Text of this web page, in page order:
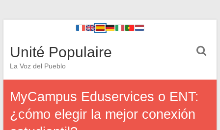
Unité Populaire
La Voz del Pueblo
MyCampus Eduservices o ENT:
¿cómo elegir la mejor conexión